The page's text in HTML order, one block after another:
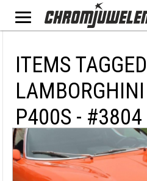
ITEMS
P400S - #3804